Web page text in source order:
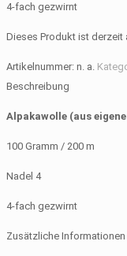
4-fach gezwirnt
Dieses Produkt ist derzeit
Artikelnummer: n. a.
Beschreibung
Alpakawolle (aus
100 Gramm / 200 m
Nadel 4
4-fach gezwirnt
Zusätzliche Informationen